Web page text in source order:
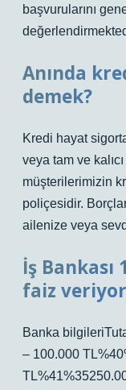
başvurularını
Anında
demek?
Kredi hayat
veya tam ve
müşterilerimizin
poliçesidir.
ailenize veya
İş Bankası
faiz
Banka
– 100.000